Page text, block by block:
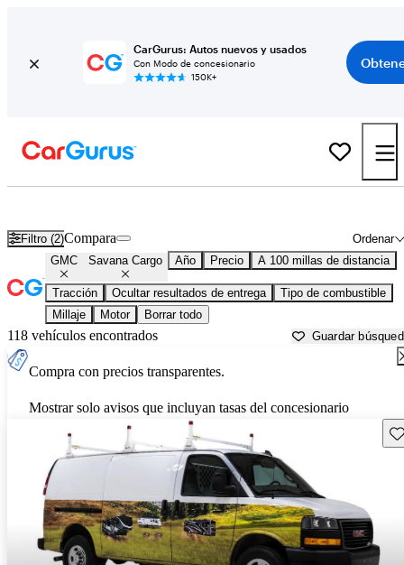
CarGurus: Autos nuevos y usados
Con Modo de concesionario
150K+
Filtro (2) Ordenar
Compara
GMC Savana Cargo Año Precio A 100 millas de distancia
Tracción Ocultar resultados de entrega
Tipo de combustible
Millaje
Motor Borrar todo
118 vehículos encontrados Guardar
Compra con precios transparentes.
Mostrar solo avisos que incluyan tasas del concesionario